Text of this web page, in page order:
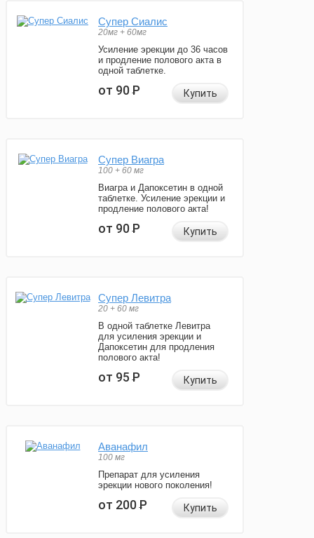
Супер Сиалис
20мг + 60мг
Усиление эрекции до 36 часов
и продление полового акта в
одной таблетке.
от 90Р Купить
Супер Виагра
100 + 60 мг
Виагра и Дапоксетин в одной
таблетке. Усиление эрекции и
продление полового акта!
от 90Р Купить
Супер Левитра
20 + 60 мг
В одной таблетке Левитра
для усиления эрекции и
Дапоксетин для продления
полового акта!
от 95Р Купить
Аванафил
100 мг
Препарат для усиления
эрекции нового поколения!
от 200Р Купить